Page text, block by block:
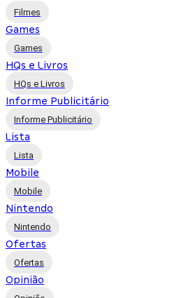
Filmes
Games
Games
HQs e Livros
HQs e Livros
Informe Publicitário
Informe Publicitário
Lista
Lista
Mobile
Mobile
Nintendo
Nintendo
Ofertas
Ofertas
Opinião